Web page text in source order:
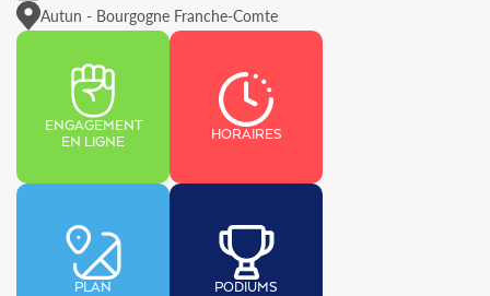
Autun - Bourgogne Franche-Comte
ENGAGEMENT
EN LIGNE
HORAIRES
PLAN PODIUMS